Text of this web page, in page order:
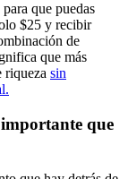
que puedas
$25 y recibir
de
que más
riqueza sin
que